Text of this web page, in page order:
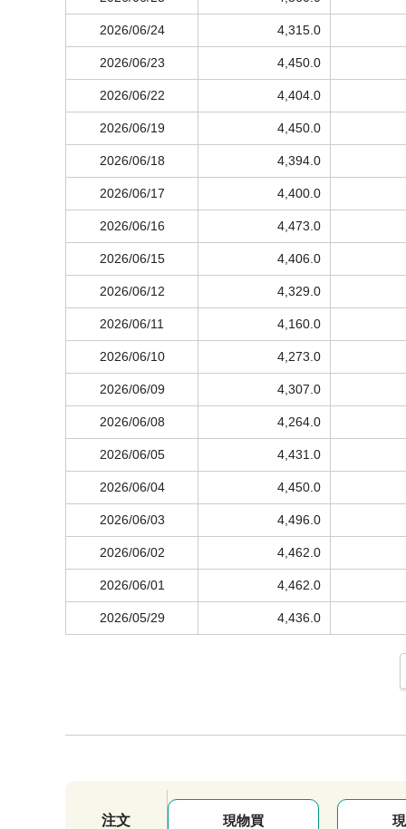
2026/06/24 4,315.0
2026/06/23 4,450.0
2026/06/22 4,404.0
2026/06/19 4,450.0
2026/06/18 4,394.0
2026/06/17 4,400.0
2026/06/16 4,473.0
2026/06/15 4,406.0
2026/06/12 4,329.0
2026/06/11 4,160.0
2026/06/10 4,273.0
2026/06/09 4,307.0
2026/06/08 4,264.0
2026/06/05 4,431.0
2026/06/04 4,450.0
2026/06/03 4,496.0
2026/06/02 4,462.0
2026/06/01 4,462.0
2026/05/29 4,436.0
注文 現物買